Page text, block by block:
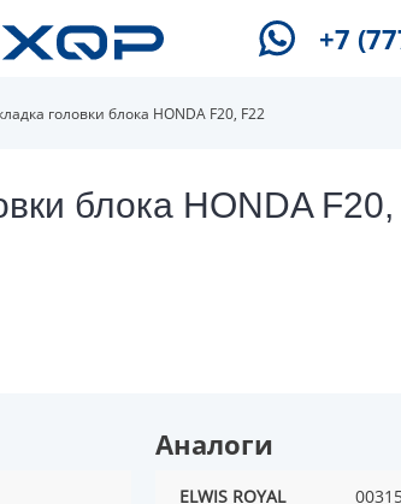
+7
головки блока HONDA F20, F22
блока HONDA
Аналоги
ELWIS ROYAL